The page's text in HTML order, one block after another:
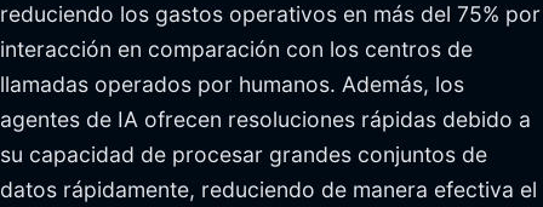
reduciendo los gastos operativos en más del 75% por
interacción en comparación con los centros de
llamadas operados por humanos. Además, los
agentes de IA ofrecen resoluciones rápidas debido a
su capacidad de procesar grandes conjuntos de
datos rápidamente, reduciendo de manera efectiva el